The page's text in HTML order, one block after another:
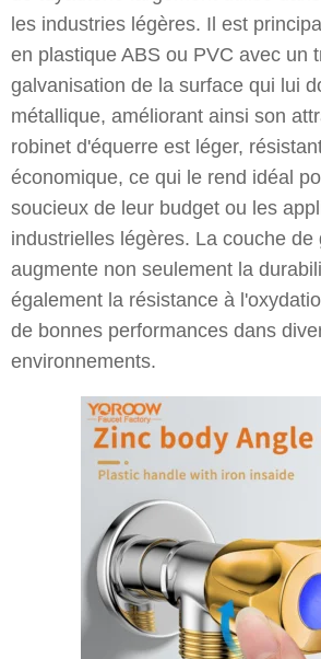
les industries légères. Il est
en plastique ABS ou PVC avec un
galvanisation de la surface qui lui
métallique, améliorant ainsi son
robinet d'équerre est léger,
économique, ce qui le rend idéal
soucieux de leur budget ou les
industrielles légères. La couche de
augmente non seulement la
également la résistance à
de bonnes performances dans
environnements.